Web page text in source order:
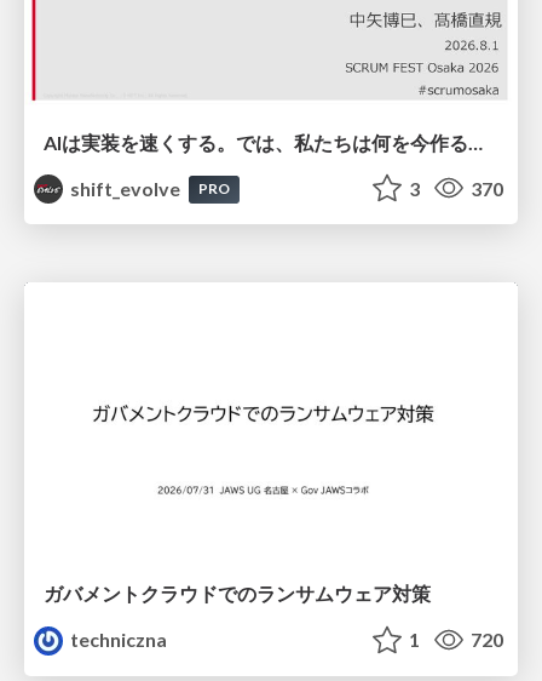
shift_evolve
PRO 3 370
ガバメントクラウドでのランサムウェア対策
techniczna
1 720